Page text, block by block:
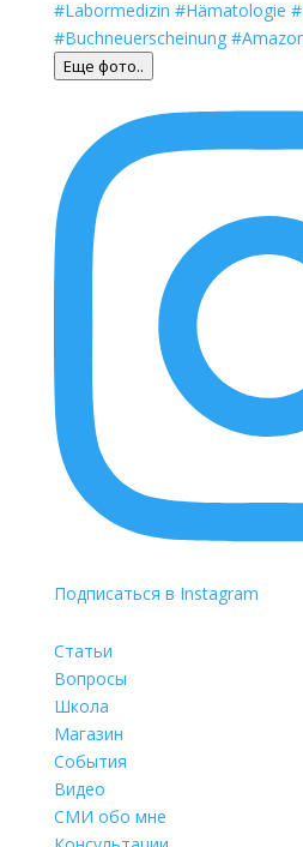
Еще фото..
Подписаться в Instagram
Статьи
Вопросы
Школа
Магазин
События
Видео
СМИ обо мне